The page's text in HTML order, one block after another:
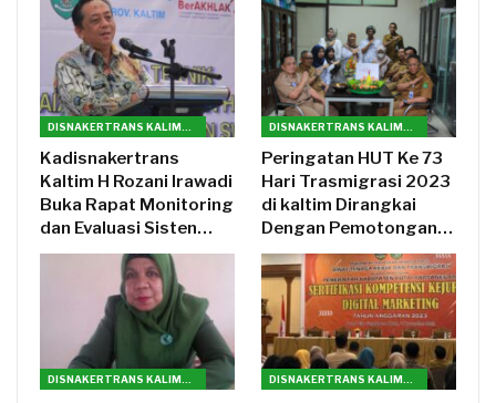
Kadisnakertrans
Kaltim H Rozani Irawadi
Buka Rapat Monitoring
dan Evaluasi Sisten…
Peringatan HUT Ke 73
Hari Trasmigrasi 2023
di kaltim Dirangkai
Dengan Pemotongan…